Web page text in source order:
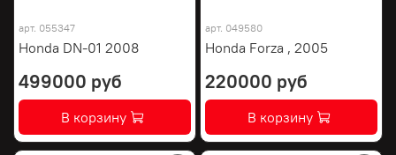
арт. 055347
Honda DN-01 2008
499000 руб
В корзину
арт. 049580
Honda Forza , 2005
220000 руб
В корзину